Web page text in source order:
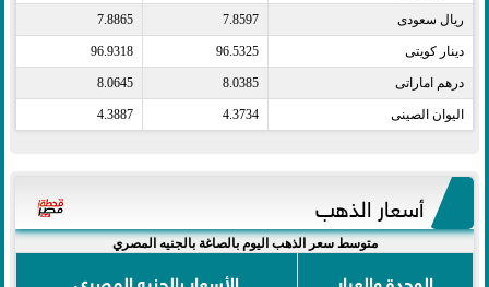
ريال سعودى​ 7.8597
7.8865
دينار كويتى​ 96.5325
96.9318
درهم اماراتى​ 8.0385
8.0645
اليوان الصينى​ 4.3734
4.3887
أسعار الذهب
متوسط سعر الذهب اليوم بالصاغة بالجنيه المصري
الوحدة والعيار
الأسعار بالجنيه المصري